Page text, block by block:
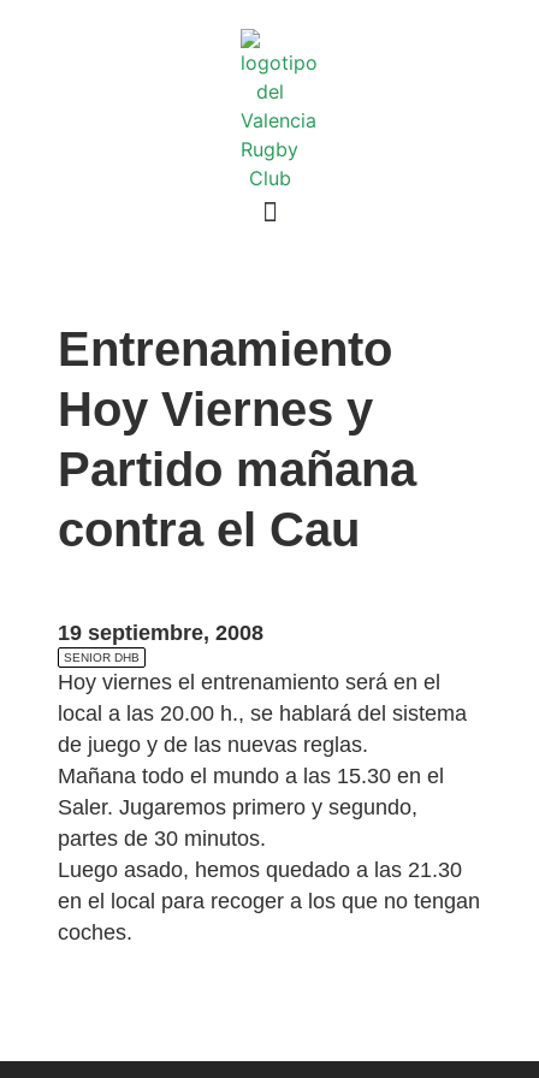
Entrenamiento
Hoy Viernes y
Partido mañana
contra el Cau
19 septiembre, 2008
SENIOR DHB
Hoy viernes el entrenamiento será en el
local a las 20.00 h., se hablará del sistema
de juego y de las nuevas reglas.
Mañana todo el mundo a las 15.30 en el
Saler. Jugaremos primero y segundo,
partes de 30 minutos.
Luego asado, hemos quedado a las 21.30
en el local para recoger a los que no tengan
coches.